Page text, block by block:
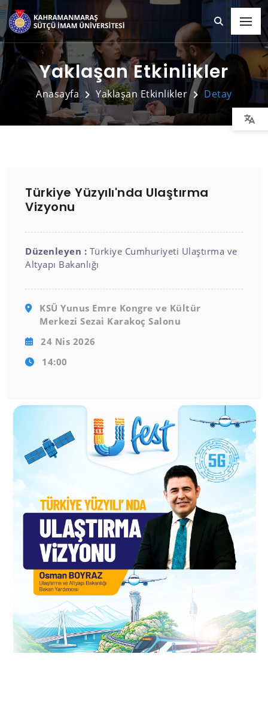
Yaklaşan Etkinlikler
Anasayfa Yaklaşan Etkinlikler Detay
Türkiye Yüzyılı'nda Ulaştırma
Vizyonu
Düzenleyen : Türkiye Cumhuriyeti Ulaştırma ve
Altyapı Bakanlığı
KSÜ Yunus Emre Kongre ve Kültür
Merkezi Sezai Karakoç Salonu
24 Nis 2026
14:00